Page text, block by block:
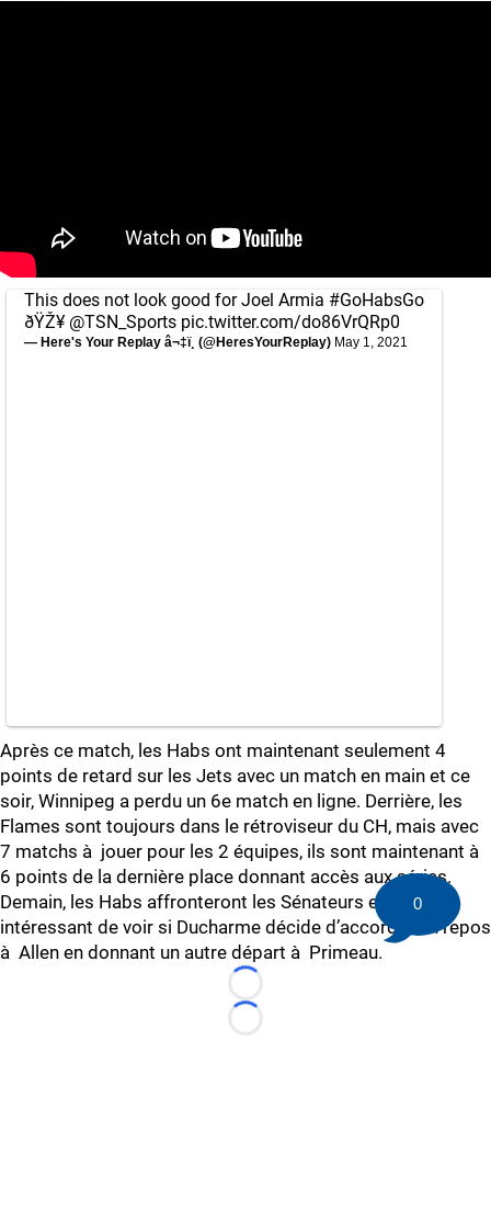
This does not look good for Joel Armia #GoHabsGo
ðŸŽ¥ @TSN_Sports pic.twitter.com/do86VrQRp0
— Here's Your Replay â¬‡ï¸ (@HeresYourReplay) May 1, 2021
Après ce match, les Habs ont maintenant seulement 4
points de retard sur les Jets avec un match en main et ce
soir, Winnipeg a perdu un 6e match en ligne. Derrière, les
Flames sont toujours dans le rétroviseur du CH, mais avec
7 matchs à jouer pour les 2 équipes, ils sont maintenant à
6 points de la dernière place donnant accès aux séries.
Demain, les Habs affronteront les Sénateurs et ce sera
intéressant de voir si Ducharme décide d’accorder un repos
à Allen en donnant un autre départ à Primeau.
Loading...
Loading...
0